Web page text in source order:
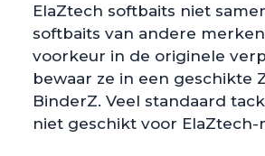
ElaZtech softbaits niet
softbaits van andere
voorkeur in de originele
bewaar ze in een geschikte
BinderZ. Veel standaard
niet geschikt voor ElaZtech-